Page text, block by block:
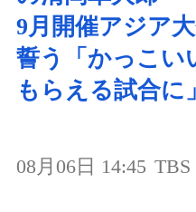
9月開催アジア
誓う「かっこい
もらえる試合に」
08月06日 14:45 TBS